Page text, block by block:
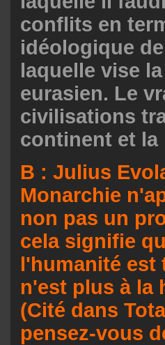
conflits en
idéologique
laquelle vise
eurasien. Le
civilisations
continent et la
B : Julius
Monarchie
non pas un
cela signifie
l'humanité est
n'est plus à la
(Cité dans
pensez-vous